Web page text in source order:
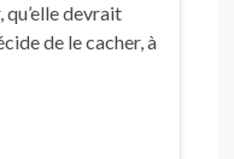
qu’elle devrait
de le cacher, à